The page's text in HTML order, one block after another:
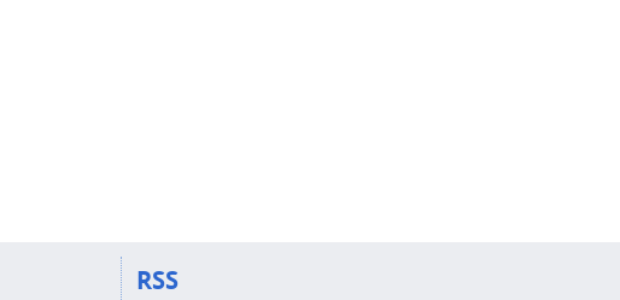
RSS